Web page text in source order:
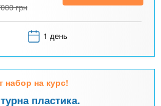
грн
1 день
набор на курс!
пластика.